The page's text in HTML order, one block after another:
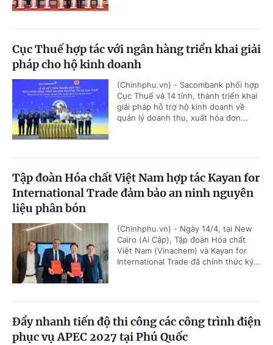
Cục Thuế hợp tác với ngân hàng triển khai giải
pháp cho hộ kinh doanh
(Chinhphu.vn) - Sacombank phối hợp
Cục Thuế và 14 tỉnh, thành triển khai
giải pháp hỗ trợ hộ kinh doanh về
quản lý doanh thu, xuất hóa đơn...
Tập đoàn Hóa chất Việt Nam hợp tác Kayan for
International Trade đảm bảo an ninh nguyên
liệu phân bón
(Chinhphu.vn) - Ngày 14/4, tại New
Cairo (Ai Cập), Tập đoàn Hóa chất
Việt Nam (Vinachem) và Kayan for
International Trade đã chính thức ký...
Đẩy nhanh tiến độ thi công các công trình điện
phục vụ APEC 2027 tại Phú Quốc